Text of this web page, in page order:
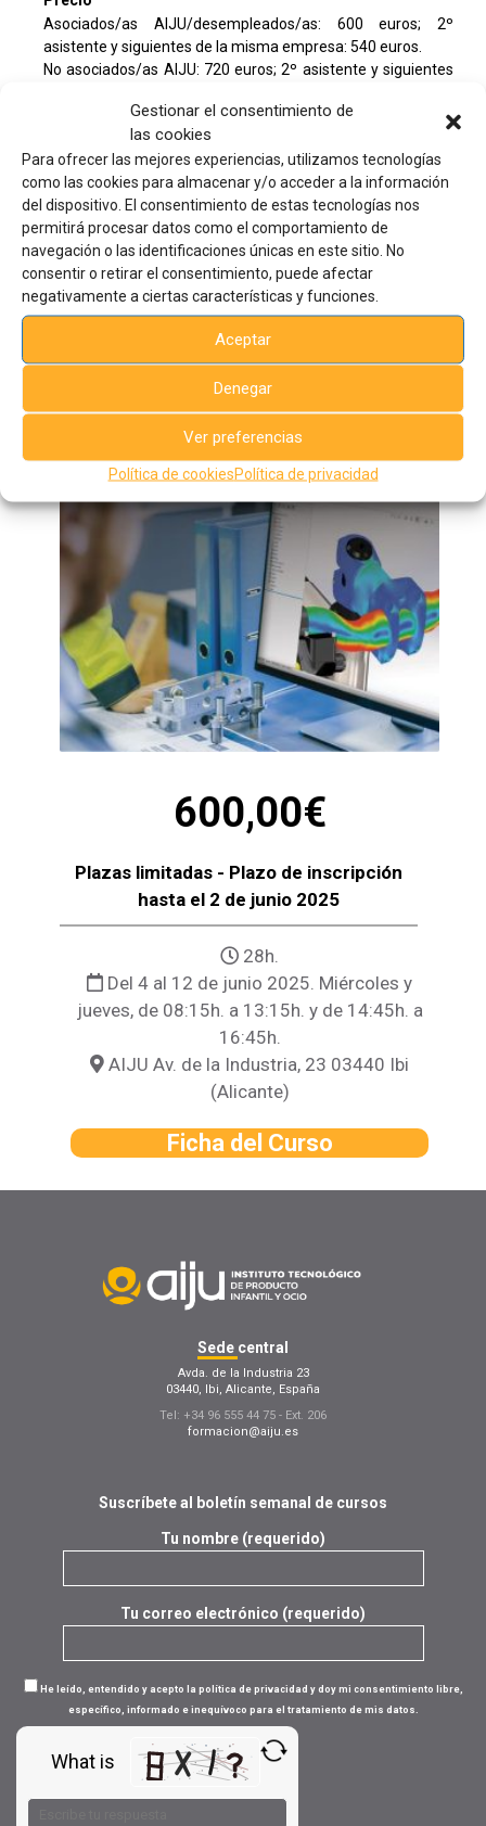
Gestionar el consentimiento de
las cookies
Para ofrecer las mejores experiencias, utilizamos tecnologías
como las cookies para almacenar y/o acceder a la información
del dispositivo. El consentimiento de estas tecnologías nos
permitirá procesar datos como el comportamiento de
navegación o las identificaciones únicas en este sitio. No
consentir o retirar el consentimiento, puede afectar
negativamente a ciertas características y funciones.
Aceptar
Denegar
Ver preferencias
Política de cookiesPolítica de privacidad
Asociados/as AIJU/desempleados/as: 600 euros; 2º
asistente y siguientes de la misma empresa: 540 euros.
No asociados/as AIJU: 720 euros; 2º asistente y siguientes
Observaciones
AIJU NO GESTIONARÁ LA BONIFICACIÓN EN ESTE CURSO
Una vez aceptada su solicitud, AIJU le indicará cuándo debe
efectuar el pago.
IMPORTANTE: La solicitud de preinscripción es también un
compromiso de pago en caso de ser admitido en la acción
formativa. Sólo se admitirán cancelaciones con derecho a
devolución o anulación del pago, si se comunican a AIJU con
Una vez confirmada la plaza al alumno, si éste no asistiera
al curso y no lo notifica, se le cobrará el importe íntegro del
AIJU se reserva el derecho a anular o aplazar este curso si
no se llega a un mínimo de inscripciones.
600,00€
Plazas limitadas - Plazo de inscripción
hasta el 2 de junio 2025
28h.
Del 4 al 12 de junio 2025. Miércoles y
jueves, de 08:15h. a 13:15h. y de 14:45h. a
16:45h.
AIJU Av. de la Industria, 23 03440 Ibi
(Alicante)
Ficha del Curso
Sede central
Avda. de la Industria 23
03440, Ibi, Alicante, España
Tel: +34 96 555 44 75 - Ext. 206
formacion@aiju.es
Suscríbete al boletín semanal de cursos
Tu nombre (requerido)
Tu correo electrónico (requerido)
He leído, entendido y acepto la política de privacidad y doy mi consentimiento libre,
específico, informado e inequívoco para el tratamiento de mis datos.
What is
Solve